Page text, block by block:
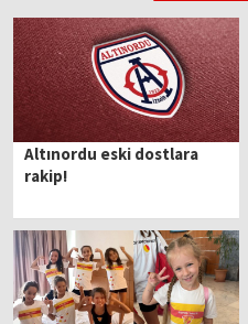
Altınordu eski dostlara
rakip!